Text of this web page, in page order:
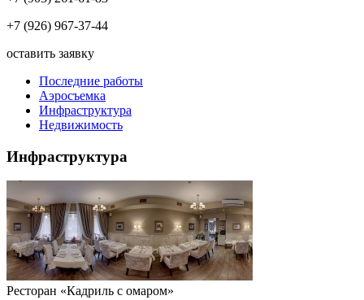
+7 (926) 967-37-44
оставить заявку
Последние работы
Аэросъемка
Инфраструктура
Недвижимость
Инфраструктура
Ресторан «Кадриль с омаром»